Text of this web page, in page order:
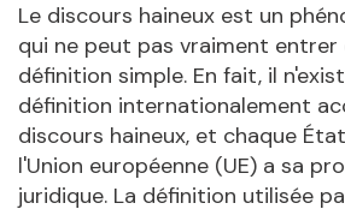
Le discours haineux est un
qui ne peut pas vraiment entrer
définition simple. En fait, il
définition internationalement
discours haineux, et chaque
l'Union européenne (UE) a sa
juridique. La définition utilisée